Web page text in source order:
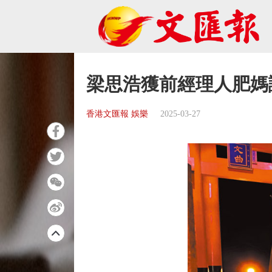
梁思浩獲前經理人肥
香港文匯報 娛樂 2025-03-27